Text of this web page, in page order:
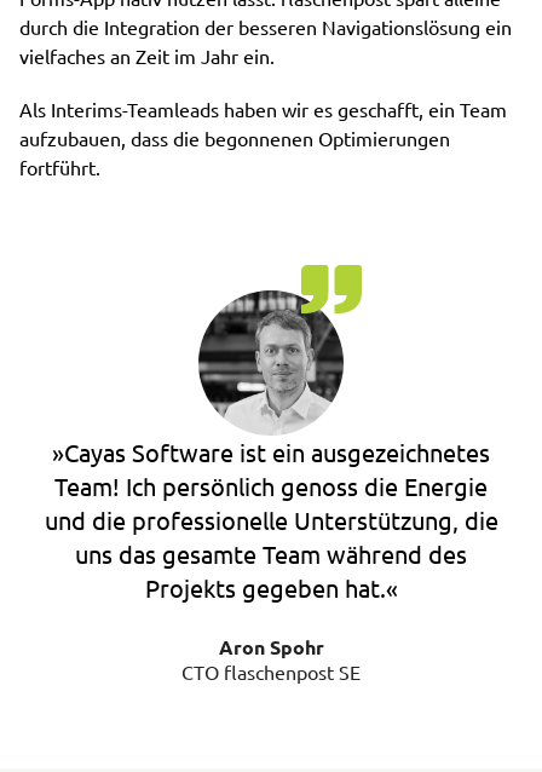
durch die Integration der besseren Navigationslösung ein
vielfaches an Zeit im Jahr ein.
Als Interims-Teamleads haben wir es geschafft, ein Team
aufzubauen, dass die begonnenen Optimierungen
fortführt.
»Cayas Software ist ein ausgezeichnetes
Team! Ich persönlich genoss die Energie
und die professionelle Unterstützung, die
uns das gesamte Team während des
Projekts gegeben hat.«
Aron Spohr
CTO flaschenpost SE